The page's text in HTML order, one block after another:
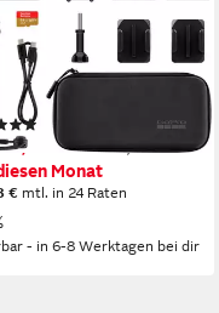
Action Cam
Auflösung Video
Speicherformat
Auflösung Foto
(24)
€ UVP499,99 €
Monat
€ mtl. in 24 Raten
- in 6-8 Werktagen bei dir